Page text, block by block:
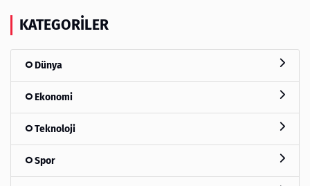
KATEGORILER
Dünya
Ekonomi
Teknoloji
Spor